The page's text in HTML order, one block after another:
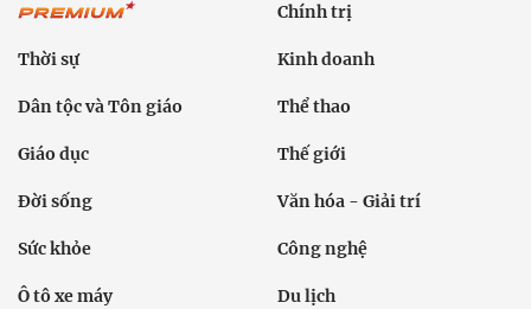
Chính trị
Thời sự Kinh doanh
Dân tộc và Tôn giáo Thể thao
Giáo dục Thế giới
Đời sống Văn hóa - Giải trí
Sức khỏe Công nghệ
Ô tô xe máy Du lịch